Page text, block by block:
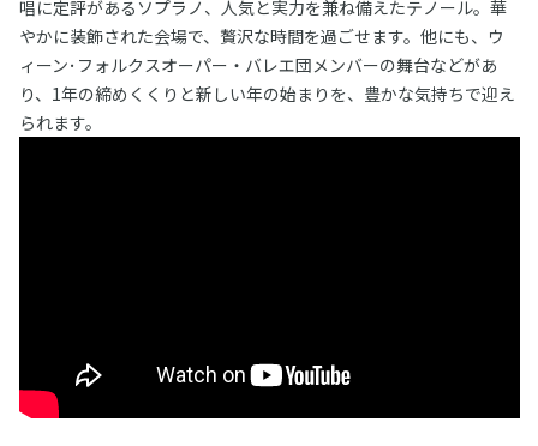
唱に定評があるソプラノ、人気と実力を兼ね備えたテノール。華
やかに装飾された会場で、贅沢な時間を過ごせます。他にも、ウ
ィーン･フォルクスオーパー・バレエ団メンバーの舞台などがあ
り、1年の締めくくりと新しい年の始まりを、豊かな気持ちで迎え
られます。